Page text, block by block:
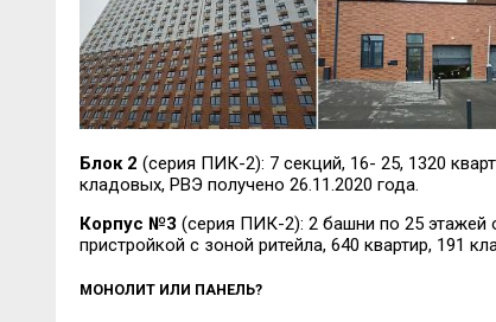
Блок 2 (серия ПИК-2): 7 секций, 16- 25, 1320
кладовых, РВЭ получено 26.11.2020 года.
Корпус №3 (серия ПИК-2): 2 башни по 25
пристройкой с зоной ритейла, 640 квартир, 191
МОНОЛИТ ИЛИ ПАНЕЛЬ?